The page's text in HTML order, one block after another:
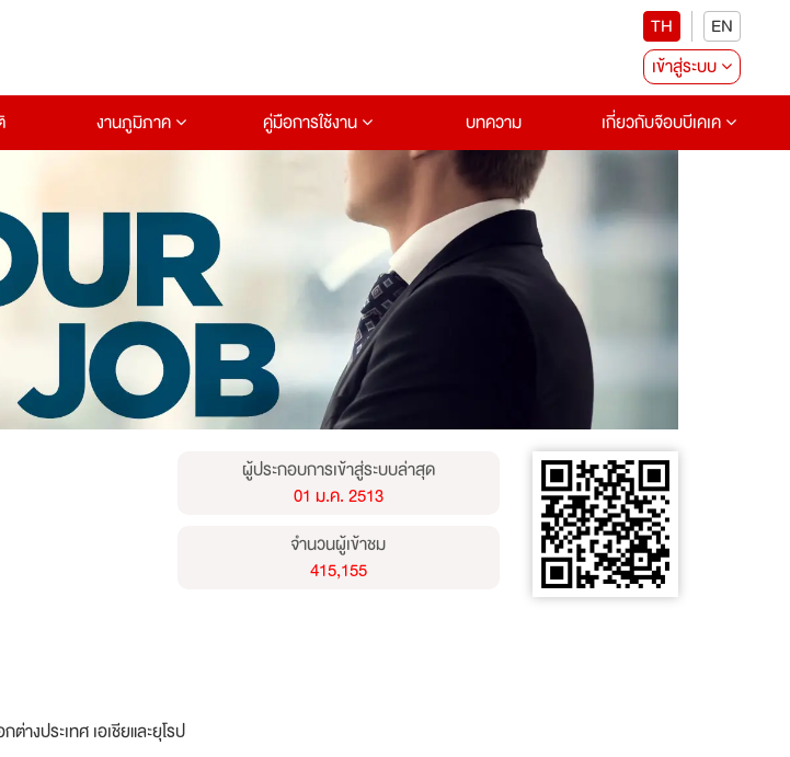
TH
EN
เข้าสู่ระบบ
งานภูมิภาค คู่มือการใช้งาน บทความ เกี่ยวกับจ๊อบบีเคเค
ผู้ประกอบการเข้าสู่ระบบล่าสุด
01 ม.ค. 2513
จำนวนผู้เข้าชม
415,155
างประเทศ เอเชียและยุโรป